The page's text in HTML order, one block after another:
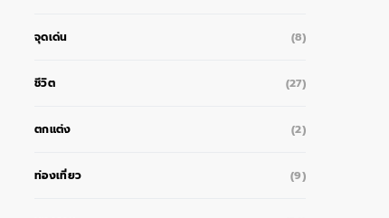
จุดเด่น (8)
ชีวิต (27)
ตกแต่ง (2)
ท่องเที่ยว (9)